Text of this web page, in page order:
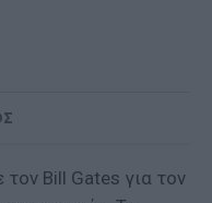
Bill Gates για τον